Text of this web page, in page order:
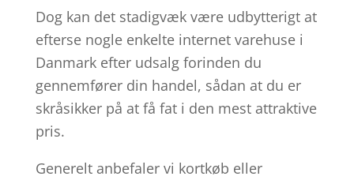
Dog kan det stadigvæk være udbytterigt at
efterse nogle enkelte internet varehuse i
Danmark efter udsalg forinden du
gennemfører din handel, sådan at du er
skråsikker på at få fat i den mest attraktive
pris.
Generelt anbefaler vi kortkøb eller